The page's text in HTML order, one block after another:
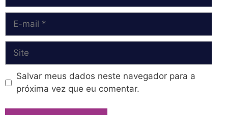
Site
Salvar meus dados neste navegador para a
próxima vez que eu comentar.